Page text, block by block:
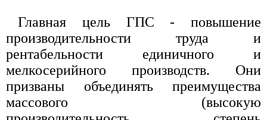
Главная цель ГПС - повышение
производительности труда и
рентабельности единичного и
мелкосерийного производств. Они
призваны объединять преимущества
массового (высокую